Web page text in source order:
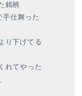
銘柄
仕舞った
り下げてる
れてやった